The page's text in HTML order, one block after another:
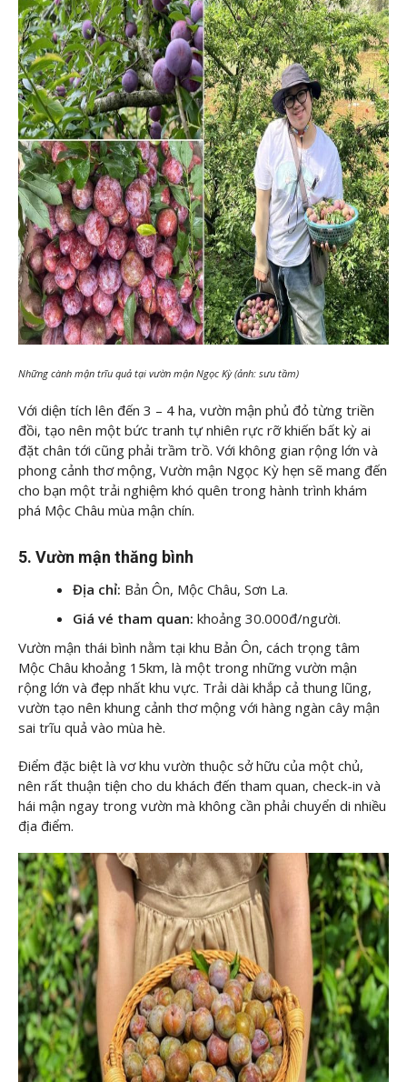
Những cành mận trĩu quả tại vườn mận Ngọc Kỳ (ảnh: sưu tầm)
Với diện tích lên đến 3 – 4 ha, vườn mận phủ đỏ từng triền
đồi, tạo nên một bức tranh tự nhiên rực rỡ khiến bất kỳ ai
đặt chân tới cũng phải trầm trồ. Với không gian rộng lớn và
phong cảnh thơ mộng, Vườn mận Ngọc Kỳ hẹn sẽ mang đến
cho bạn một trải nghiệm khó quên trong hành trình khám
phá Mộc Châu mùa mận chín.
5. Vườn mận thăng bình
Địa chỉ: Bản Ôn, Mộc Châu, Sơn La.
Giá vé tham quan: khoảng 30.000đ/người.
Vườn mận thái bình nằm tại khu Bản Ôn, cách trọng tâm
Mộc Châu khoảng 15km, là một trong những vườn mận
rộng lớn và đẹp nhất khu vực. Trải dài khắp cả thung lũng,
vườn tạo nên khung cảnh thơ mộng với hàng ngàn cây mận
sai trĩu quả vào mùa hè.
Điểm đặc biệt là vơ khu vườn thuộc sở hữu của một chủ,
nên rất thuận tiện cho du khách đến tham quan, check-in và
hái mận ngay trong vườn mà không cần phải chuyển di nhiều
địa điểm.